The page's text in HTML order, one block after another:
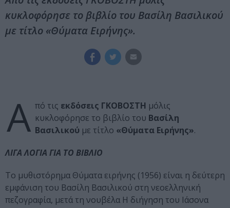
κυκλοφόρησε το βιβλίο του Βασίλη Βασιλικού
με τίτλο «Θύματα Ειρήνης».
Α πό τις εκδόσεις ΓΚΟΒΟΣΤΗ μόλις
κυκλοφόρησε το βιβλίο του Βασίλη
Βασιλικού με τίτλο «Θύματα Ειρήνης».
ΛΙΓΑ ΛΟΓΙΑ ΓΙΑ ΤΟ ΒΙΒΛΙΟ
Το μυθιστόρημα Θύματα ειρήνης (1956) είναι η δεύτερη
εμφάνιση του Βασίλη Βασιλικού στη νεοελληνική
πεζογραφία, μετά τη νουβέλα Η διήγηση του Ιάσονα